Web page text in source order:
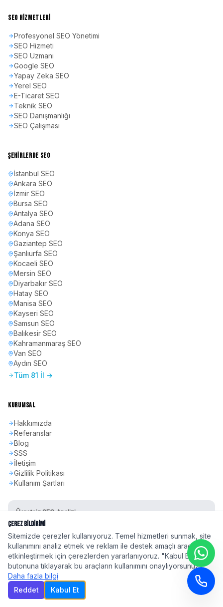
SEO HIZMETLERI
Profesyonel SEO Yönetimi
SEO Hizmeti
SEO Uzmanı
Google SEO
Yapay Zeka SEO
Yerel SEO
E-Ticaret SEO
Teknik SEO
SEO Danışmanlığı
SEO Çalışması
ŞEHIRLERDE SEO
İstanbul SEO
Ankara SEO
İzmir SEO
Bursa SEO
Antalya SEO
Adana SEO
Konya SEO
Gaziantep SEO
Şanlıurfa SEO
Kocaeli SEO
Mersin SEO
Diyarbakır SEO
Hatay SEO
Manisa SEO
Kayseri SEO
Samsun SEO
Balıkesir SEO
Kahramanmaraş SEO
Van SEO
Aydın SEO
Tüm 81 İl →
KURUMSAL
Hakkımızda
Referanslar
Blog
SSS
İletişim
Gizlilik Politikası
Kullanım Şartları
Ücretsiz SEO Analizi
Sitenizin SEO skorunu öğrenin
Hemen Başla
©2026seoadspro.com - Profesyonel SEO Ajansı. Tüm hakları saklıdır.
Çerez Bildirimi
Sitemizde çerezler kullanıyoruz. Temel hizmetleri sunmak, site
kullanımını analiz etmek ve reklam ile destek amaçlı araçları
etkinleştirmek için çerezlerden yararlanıyoruz. "Kabul Et"
butonuna tıklayarak bu araçların kullanımını onaylıyorsunuz.
Daha fazla bilgi
Reddet
Kabul Et